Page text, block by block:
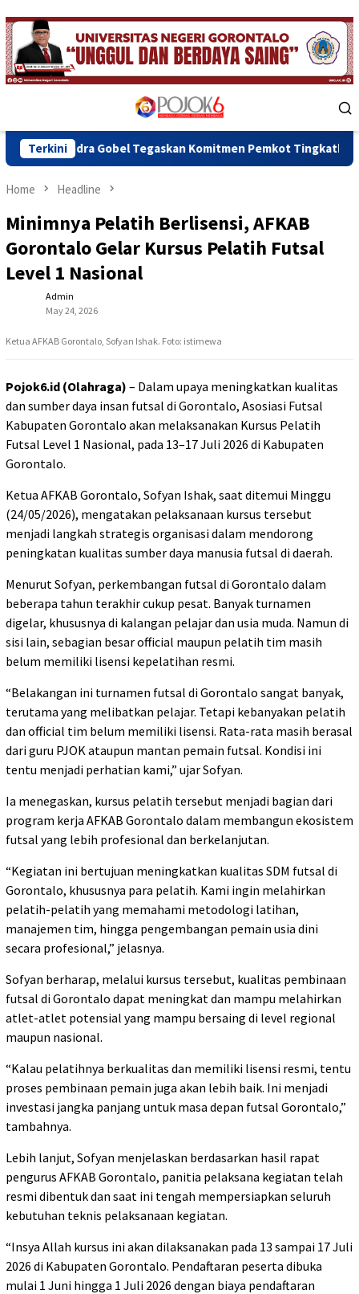
Skip
to
content
Menu
Terkini
Gobel Tegaskan Komitmen Pemkot Tingkatkan Pelayanan
Home Headline
Minimnya Pelatih Berlisensi, AFKAB
Gorontalo Gelar Kursus Pelatih Futsal
Level 1 Nasional
Admin
May 24, 2026
Ketua AFKAB Gorontalo, Sofyan Ishak. Foto: istimewa
Pojok6.id (Olahraga) – Dalam upaya meningkatkan kualitas
dan sumber daya insan futsal di Gorontalo, Asosiasi Futsal
Kabupaten Gorontalo akan melaksanakan Kursus Pelatih
Futsal Level 1 Nasional, pada 13–17 Juli 2026 di Kabupaten
Gorontalo.
Ketua AFKAB Gorontalo, Sofyan Ishak, saat ditemui Minggu
(24/05/2026), mengatakan pelaksanaan kursus tersebut
menjadi langkah strategis organisasi dalam mendorong
peningkatan kualitas sumber daya manusia futsal di daerah.
Menurut Sofyan, perkembangan futsal di Gorontalo dalam
beberapa tahun terakhir cukup pesat. Banyak turnamen
digelar, khususnya di kalangan pelajar dan usia muda. Namun di
sisi lain, sebagian besar official maupun pelatih tim masih
belum memiliki lisensi kepelatihan resmi.
“Belakangan ini turnamen futsal di Gorontalo sangat banyak,
terutama yang melibatkan pelajar. Tetapi kebanyakan pelatih
dan official tim belum memiliki lisensi. Rata-rata masih berasal
dari guru PJOK ataupun mantan pemain futsal. Kondisi ini
tentu menjadi perhatian kami,” ujar Sofyan.
Ia menegaskan, kursus pelatih tersebut menjadi bagian dari
program kerja AFKAB Gorontalo dalam membangun ekosistem
futsal yang lebih profesional dan berkelanjutan.
“Kegiatan ini bertujuan meningkatkan kualitas SDM futsal di
Gorontalo, khususnya para pelatih. Kami ingin melahirkan
pelatih-pelatih yang memahami metodologi latihan,
manajemen tim, hingga pengembangan pemain usia dini
secara profesional,” jelasnya.
Sofyan berharap, melalui kursus tersebut, kualitas pembinaan
futsal di Gorontalo dapat meningkat dan mampu melahirkan
atlet-atlet potensial yang mampu bersaing di level regional
maupun nasional.
“Kalau pelatihnya berkualitas dan memiliki lisensi resmi, tentu
proses pembinaan pemain juga akan lebih baik. Ini menjadi
investasi jangka panjang untuk masa depan futsal Gorontalo,”
tambahnya.
Lebih lanjut, Sofyan menjelaskan berdasarkan hasil rapat
pengurus AFKAB Gorontalo, panitia pelaksana kegiatan telah
resmi dibentuk dan saat ini tengah mempersiapkan seluruh
kebutuhan teknis pelaksanaan kegiatan.
“Insya Allah kursus ini akan dilaksanakan pada 13 sampai 17 Juli
2026 di Kabupaten Gorontalo. Pendaftaran peserta dibuka
mulai 1 Juni hingga 1 Juli 2026 dengan biaya pendaftaran